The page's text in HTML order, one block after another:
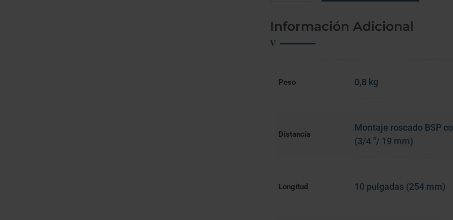
Información Adicional
Peso 0,8 kg
Distancia
Montaje roscado BSP
(3/4 "/ 19 mm)
Longitud 10 pulgadas (254 mm)